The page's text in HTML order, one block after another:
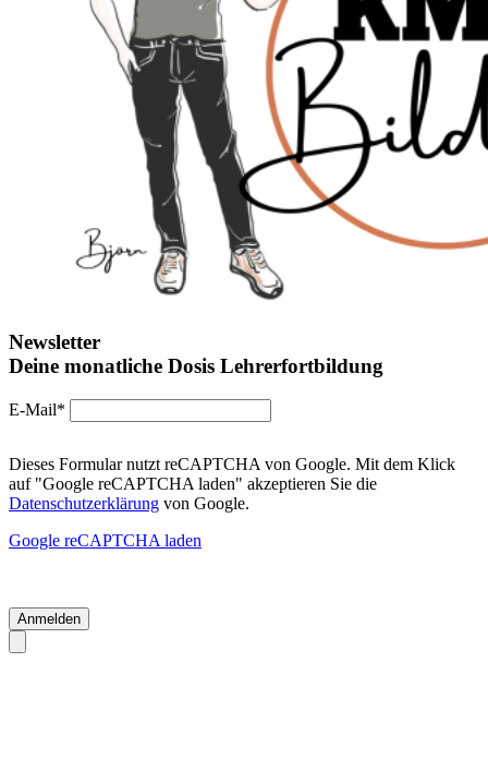
Newsletter
Deine monatliche Dosis Lehrerfortbildung
E-Mail*
Dieses Formular nutzt reCAPTCHA von Google. Mit dem Klick
auf "Google reCAPTCHA laden" akzeptieren Sie die
Datenschutzerklärung von Google.
Google reCAPTCHA laden
Anmelden